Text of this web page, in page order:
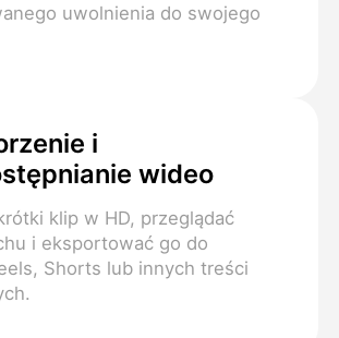
uwolnienia do swojego
i
wideo
klip w HD, przeglądać
i eksportować go do
Shorts lub innych treści